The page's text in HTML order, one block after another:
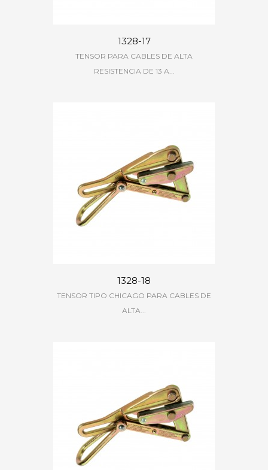
1328-17
TENSOR PARA CABLES DE ALTA
RESISTENCIA DE 13 A...
1328-18
TENSOR TIPO CHICAGO PARA CABLES DE
ALTA...